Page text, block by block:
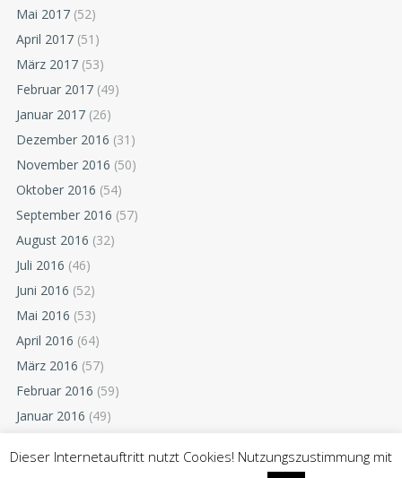
Mai 2017 (52)
April 2017 (51)
März 2017 (53)
Februar 2017 (49)
Januar 2017 (26)
Dezember 2016 (31)
November 2016 (50)
Oktober 2016 (54)
September 2016 (57)
August 2016 (32)
Juli 2016 (46)
Juni 2016 (52)
Mai 2016 (53)
April 2016 (64)
März 2016 (57)
Februar 2016 (59)
Januar 2016 (49)
November 2015(55)
Dieser Internetauftritt nutzt Cookies! Nutzungszustimmung mit